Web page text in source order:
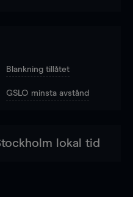
Blankning tillåtet
GSLO minsta avstånd
lokal tid